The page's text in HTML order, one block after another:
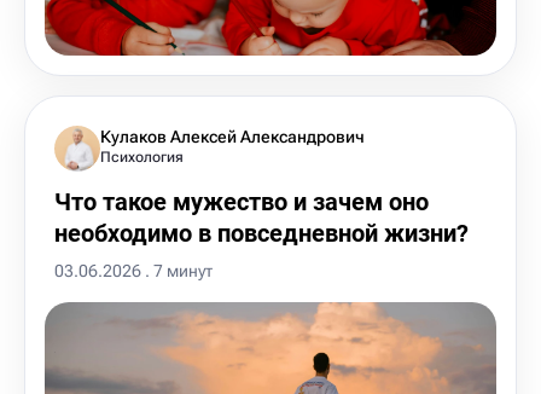
Кулаков Алексей Александрович
Психология
Что такое мужество и зачем оно
необходимо в повседневной жизни?
03.06.2026 . 7 минут